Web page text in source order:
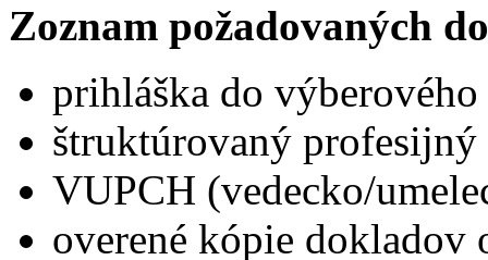
Zoznam požadovaných
prihláška do
štruktúrovaný
VUPCH (vedecko/
overené kópie dokladov